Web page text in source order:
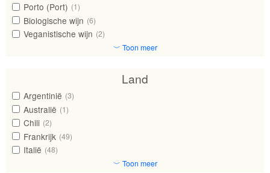
Porto (Port) (1)
Biologische wijn (6)
Veganistische wijn (2)
﹀ Toon meer
Land
Argentinië (3)
Australië (1)
Chili (2)
Frankrijk (49)
Italië (48)
﹀ Toon meer